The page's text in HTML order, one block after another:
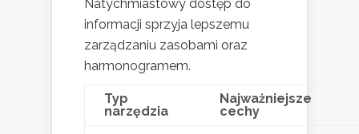
Natychmiastowy dostęp do
informacji sprzyja lepszemu
zarządzaniu zasobami oraz
harmonogramem.
Typ
narzędzia
Najważniejsze
cechy